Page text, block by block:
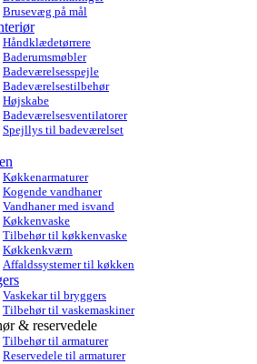
Brusevæg på mål
Håndklædetørrere
Baderumsmøbler
Badeværelsesspejle
Badeværelsestilbehør
Højskabe
Badeværelsesventilatorer
Spejllys til badeværelset
Køkkenarmaturer
Kogende vandhaner
Vandhaner med isvand
Køkkenvaske
Tilbehør til køkkenvaske
Køkkenkværn
Affaldssystemer til køkken
Vaskekar til bryggers
Tilbehør til vaskemaskiner
& reservedele
Tilbehør til armaturer
Reservedele til armaturer